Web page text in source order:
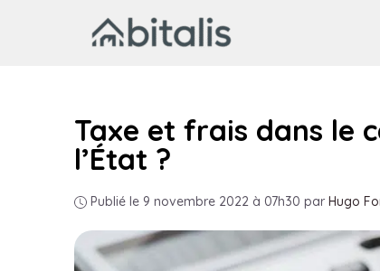
Taxe et frais dans le
l’État ?
Publié le 9 novembre 2022 à 07h30 par Hugo